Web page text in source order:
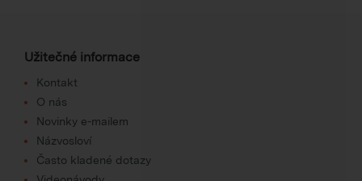
Užitečné informace
Kontakt
O nás
Novinky e-mailem
Názvosloví
Často kladené dotazy